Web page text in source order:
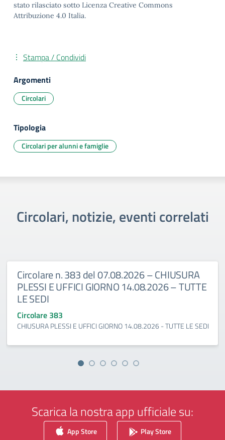
stato rilasciato sotto Licenza Creative Commons
Attribuzione 4.0 Italia.
Stampa / Condividi
Argomenti
Circolari
Tipologia
Circolari per alunni e famiglie
Circolari, notizie, eventi correlati
Circolare n. 383 del 07.08.2026 – CHIUSURA
PLESSI E UFFICI GIORNO 14.08.2026 – TUTTE
LE SEDI
Circolare 383
CHIUSURA PLESSI E UFFICI GIORNO 14.08.2026 - TUTTE LE SEDI
Scarica la nostra app ufficiale su:
App Store Play Store